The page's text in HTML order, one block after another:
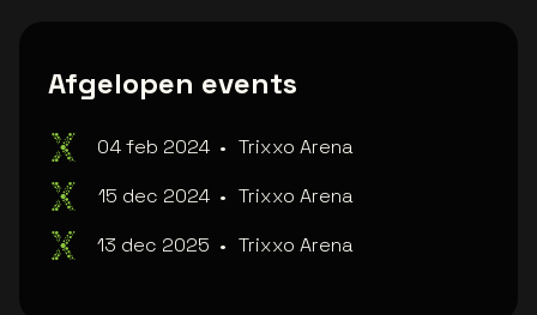
Afgelopen events
04 feb 2024 • Trixxo Arena
15 dec 2024 • Trixxo Arena
13 dec 2025 • Trixxo Arena